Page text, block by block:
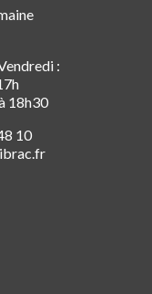
:
18h30
10